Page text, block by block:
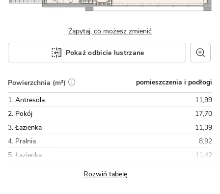
Zapytaj, co możesz zmienić
Pokaż odbicie lustrzane
Powierzchnia (m²)
pomieszczenia i podłogi
1. Antresola
11,99
2. Pokój
17,70
3. Łazienka
11,39
4. Pralnia
8,92
5. Łazienka
11,42